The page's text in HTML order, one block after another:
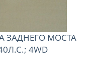
ЗАДНЕГО МОСТА
4WD